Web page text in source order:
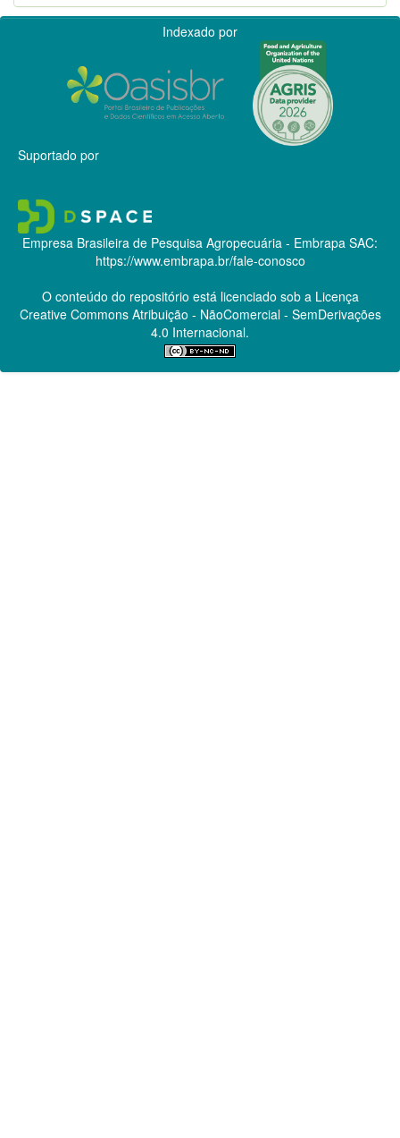
Indexado por
Suportado por
Empresa Brasileira de Pesquisa Agropecuária - Embrapa SAC:
https://www.embrapa.br/fale-conosco
O conteúdo do repositório está licenciado sob a Licença
Creative CommonsAtribuição - NãoComercial - SemDerivações
4.0 Internacional.